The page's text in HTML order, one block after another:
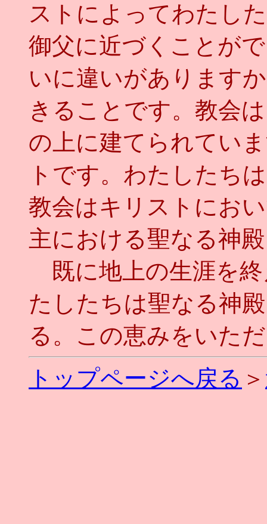
ストによってわたし
御父に近づくことが
いに違いがあります
きることです。教会
の上に建てられてい
トです。わたしたち
教会はキリストにお
主における聖なる神
既に地上の生涯を
たしたちは聖なる神
る。この恵みをいた
トップページへ戻る ＞